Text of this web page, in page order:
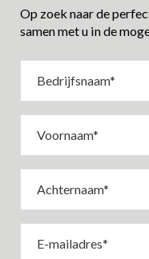
Op zoek naar de
samen met u in de
(Vereist)
(Vereist)
(Vereist)
mailadres